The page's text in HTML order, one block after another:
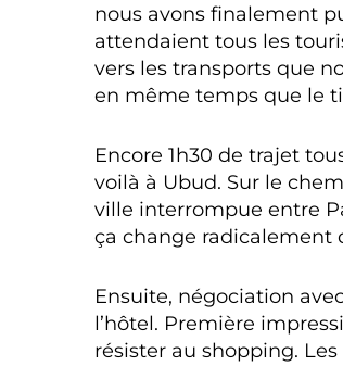
nous avons finalement
attendaient tous les
vers les transports que
en même temps que le
Encore 1h30 de trajet
voilà à Ubud. Sur le
ville interrompue entre
ça change radicalement
Ensuite, négociation
l’hôtel. Première
résister au shopping.